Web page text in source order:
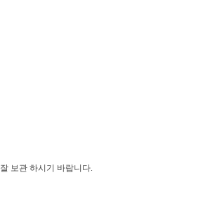
보관 하시기 바랍니다.